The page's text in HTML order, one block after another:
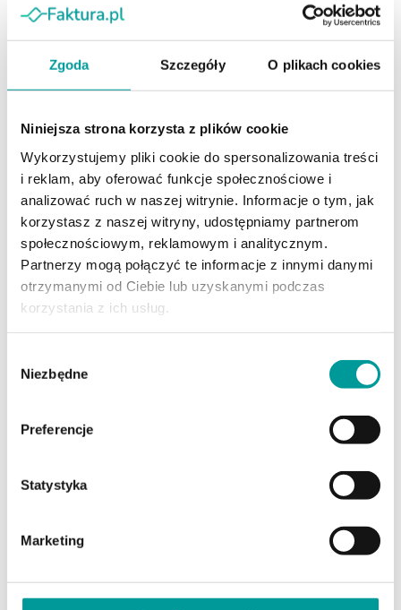
Zgoda Szczegóły O plikach cookies
Niniejsza strona korzysta z plików cookie
Wykorzystujemy pliki cookie do spersonalizowania treści
i reklam, aby oferować funkcje społecznościowe i
analizować ruch w naszej witrynie. Informacje o tym, jak
korzystasz z naszej witryny, udostępniamy partnerom
społecznościowym, reklamowym i analitycznym.
Partnerzy mogą połączyć te informacje z innymi danymi
otrzymanymi od Ciebie lub uzyskanymi podczas
korzystania z ich usług.
zgody
Niezbędne
Preferencje
Statystyka
Marketing
Chcesz uniknąć błędów przy
zakładaniu działalności?
Jeśli mimo naszych wskazówek, nadal odczuwasz
niepewność i stres, to koniecznie zgłoś się do
Faktura.pl
Dzięki pomocy eksperta Adama Abramczyka, założenie
działalności gospodarczej zajmie Ci kilka chwil i będzie
miłym wspomnieniem w tej ekscytującej podróży.
Adam od lat bezpłatnie pomaga nowym
przedsiębiorcom przejśćprzez cały proces,
odpowiada na wszystkie pytania,
Zostaw swój kontakt, a Adam oddzwoni jak najszybciej.
Dominik Bożek